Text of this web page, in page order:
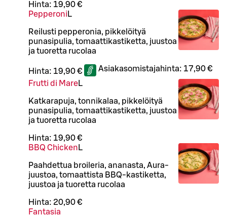
Hinta: 19,90 €
Pepperoni L
Reilusti pepperonia, pikkelöityä
punasipulia, tomaattikastiketta, juustoa
ja tuoretta rucolaa
Hinta: 19,90 € Asiakasomistajahinta: 17,90 €
Frutti di MareL
Katkarapuja, tonnikalaa, pikkelöityä
punasipulia, tomaattikastiketta, juustoa
ja tuoretta rucolaa
Hinta: 19,90 €
BBQ Chicken L
Paahdettua broileria, ananasta, Aura-
juustoa, tomaattista BBQ-kastiketta,
juustoa ja tuoretta rucolaa
Hinta: 20,90 €
Fantasia